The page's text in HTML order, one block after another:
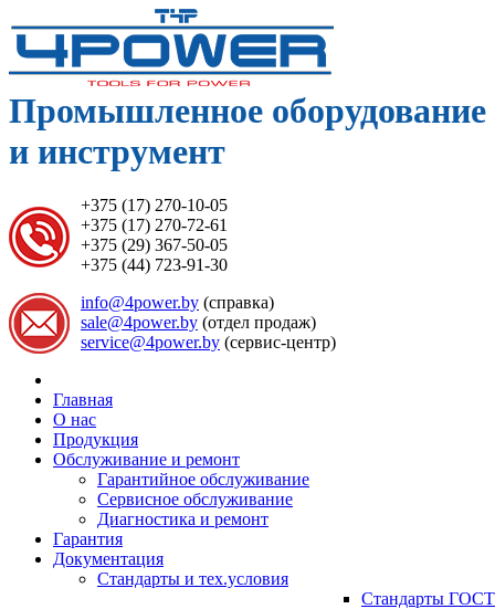
Промышленное оборудование
и инструмент
+375 (17) 270-10-05
+375 (17) 270-72-61
+375 (29) 367-50-05
+375 (44) 723-91-30
info@4power.by (справка)
sale@4power.by (отдел продаж)
service@4power.by (сервис-центр)
Главная
О нас
Продукция
Обслуживание и ремонт
Гарантийное обслуживание
Сервисное обслуживание
Диагностика и ремонт
Гарантия
Документация
Стандарты и тех.условия
Стандарты ГОСТ